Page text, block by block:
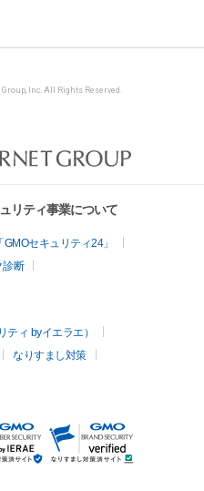
Inc. All Rights Reserved.
リティ事業について
セキュリティ24」
診断
ィ byイエラエ）
なりすまし対策